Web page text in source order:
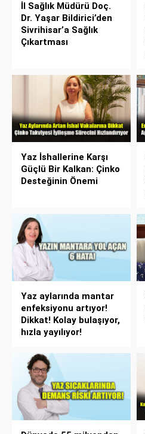
İl Sağlık Müdürü Doç.
Dr. Yaşar Bildirici’den
Sivrihisar’a Sağlık
Çıkartması
Yaz İshallerine Karşı
Güçlü Bir Kalkan: Çinko
Desteğinin Önemi
Yaz aylarında mantar
enfeksiyonu artıyor!
Dikkat! Kolay bulaşıyor,
hızla yayılıyor!